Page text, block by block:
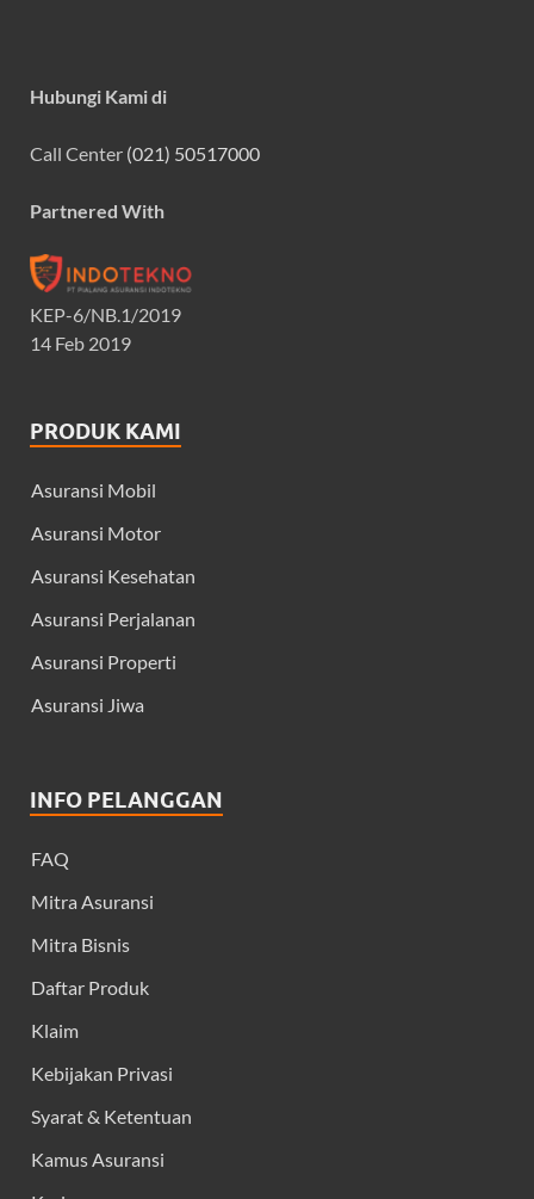
Hubungi Kami di
Call Center (021) 50517000
Partnered With
KEP-6/NB.1/2019
14 Feb 2019
PRODUK KAMI
Asuransi Mobil
Asuransi Motor
Asuransi Kesehatan
Asuransi Perjalanan
Asuransi Properti
Asuransi Jiwa
INFO PELANGGAN
FAQ
Mitra Asuransi
Mitra Bisnis
Daftar Produk
Klaim
Kebijakan Privasi
Syarat & Ketentuan
Kamus Asuransi